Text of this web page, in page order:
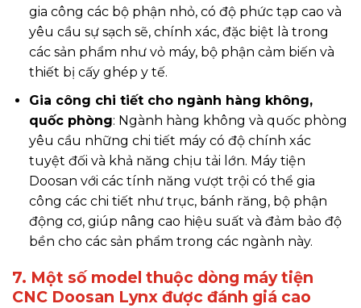
gia công các bộ phận nhỏ, có độ phức tạp cao và
yêu cầu sự sạch sẽ, chính xác, đặc biệt là trong
các sản phẩm như vỏ máy, bộ phận cảm biến và
thiết bị cấy ghép y tế.
Gia công chi tiết cho ngành hàng không,
quốc phòng: Ngành hàng không và quốc phòng
yêu cầu những chi tiết máy có độ chính xác
tuyệt đối và khả năng chịu tải lớn. Máy tiện
Doosan với các tính năng vượt trội có thể gia
công các chi tiết như trục, bánh răng, bộ phận
động cơ, giúp nâng cao hiệu suất và đảm bảo độ
bền cho các sản phẩm trong các ngành này.
7. Một số model thuộc dòng máy tiện
CNC Doosan Lynx được đánh giá cao